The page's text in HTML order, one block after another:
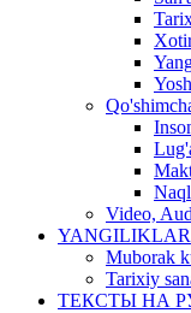
Video,
YANGILIKLAR
Muborak
Tarixiy
ТЕКСТЫ НА